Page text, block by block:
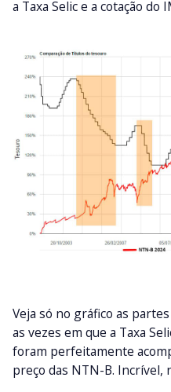
a Taxa Selic e a cotação do
Veja só no gráfico as
as vezes em que a Taxa
foram perfeitamente
preço das NTN-B. Incrível,